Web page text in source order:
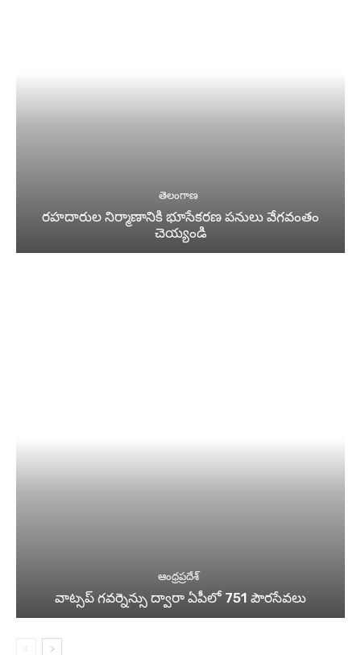
తెలంగాణ
రహదారుల నిర్మాణానికి భూసేకరణ పనులు వేగవంతం
చెయ్యండి
ఆంధ్రప్రదేశ్
వాట్సప్ గవర్నెన్సు ద్వారా ఏపీలో 751 పౌరసేవలు